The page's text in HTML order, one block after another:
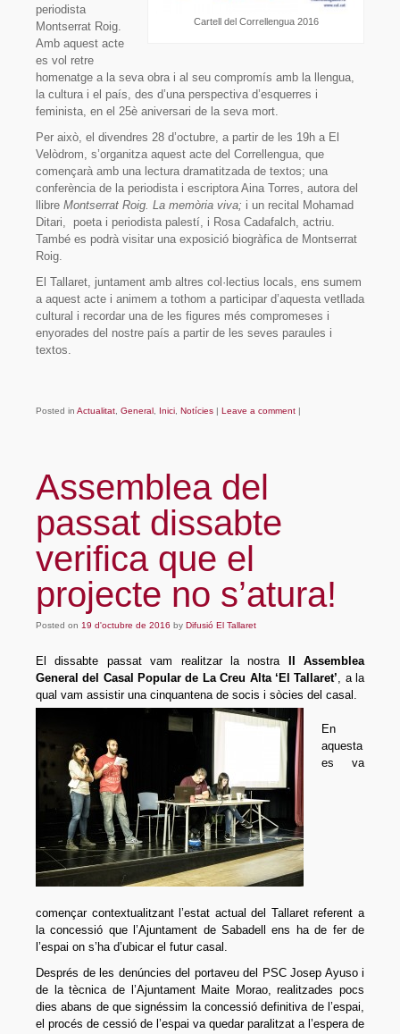
Cartell del Correllengua 2016
periodista
Montserrat Roig.
Amb aquest acte
es vol retre
homenatge a la seva obra i al seu compromís amb la llengua,
la cultura i el país, des d’una perspectiva d’esquerres i
feminista, en el 25è aniversari de la seva mort.
Per això, el divendres 28 d’octubre, a partir de les 19h a El
Velòdrom, s’organitza aquest acte del Correllengua, que
començarà amb una lectura dramatitzada de textos; una
conferència de la periodista i escriptora Aina Torres, autora del
llibre Montserrat Roig. La memòria viva; i un recital Mohamad
Ditari,
poeta i periodista palestí, i Rosa Cadafalch, actriu.
També es podrà visitar una exposició biogràfica de Montserrat
Roig.
El Tallaret, juntament amb altres col·lectius locals, ens sumem
a aquest acte i animem a tothom a participar d’aquesta vetllada
cultural i recordar una de les figures més compromeses i
enyorades del nostre país a partir de les seves paraules i
textos.
Posted in Actualitat General Inici Notícies | Leave a comment |
Assemblea del
passat dissabte
verifica que el
projecte no s’atura!
Posted on 19 d'octubre de 2016 by Difusió El Tallaret
El dissabte passat vam realitzar la nostra
II Assemblea
General del Casal Popular de La Creu Alta ‘El Tallaret’ , a la
qual vam assistir una cinquantena de socis i sòcies del casal.
En
aquesta
es va
començar contextualitzant l’estat actual del Tallaret referent a
la concessió que l’Ajuntament de Sabadell ens ha de fer de
l’espai on s’ha d’ubicar el futur casal.
Després de les denúncies del portaveu del PSC Josep Ayuso i
de la tècnica de l’Ajuntament Maite Morao, realitzades pocs
dies abans de que signéssim la concessió definitiva de l’espai,
el procés de cessió de l’espai va quedar paralitzat a l’espera de